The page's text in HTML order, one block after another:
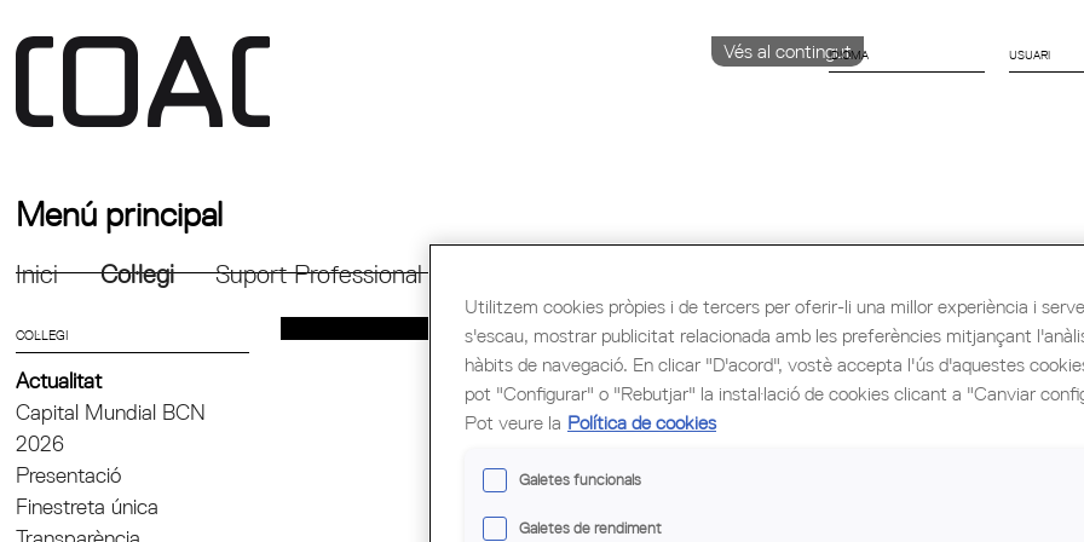
Vés al contingut
IDIOMA
Menú principal
Inici Col·legi Suport Professional Congrés Mundial
COL·LEGI
Actualitat
Capital Mundial BCN
2026
Presentació
Finestreta única
Utilitzem cookies pròpies i de tercers per oferir-li una millor experiència i
s'escau, mostrar publicitat relacionada amb les preferències mitjançant
hàbits de navegació. En clicar "D'acord", vostè accepta l'ús d'aquestes
pot "Configurar" o "Rebutjar" la instal·lació de cookies clicant a "Canviar
Pot veure la Política de cookies
Galetes funcionals
Galetes de rendiment